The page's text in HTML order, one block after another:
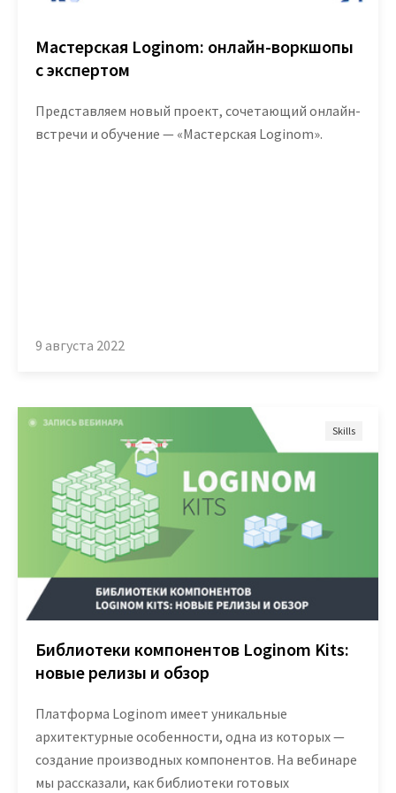
Маркетплейс
Готовые решения
Интеграции
Кубок Loginom
Проекты
Отзывы
Блог
Вики
Партнеры
Партнерский портал
Академическая программа
Новости
Мастерская Loginom: онлайн-воркшопы
с экспертом
Представляем новый проект, сочетающий онлайн-
встречи и обучение — «Мастерская Loginom».
9 августа 2022
Skills
Библиотеки компонентов Loginom Kits:
новые релизы и обзор
Платформа Loginom имеет уникальные
архитектурные особенности, одна из которых —
создание производных компонентов. На вебинаре
мы рассказали, как библиотеки готовых